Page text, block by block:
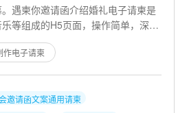
遇柬你邀请函介绍婚礼电子请柬是
等组成的H5页面，操作简单，深受
做好一
作电子请柬
邀请函文案通用请柬